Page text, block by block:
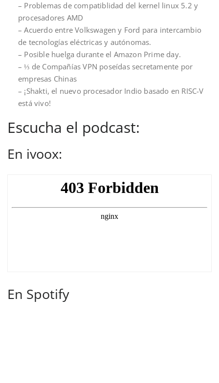
– Problemas de compatiblidad del kernel linux 5.2 y
procesadores AMD
– Acuerdo entre Volkswagen y Ford para intercambio
de tecnologías eléctricas y autónomas.
– Posible huelga durante el Amazon Prime day.
– ⅓ de Compañías VPN poseídas secretamente por
empresas Chinas
– ¡Shakti, el nuevo procesador Indio basado en RISC-V
está vivo!
Escucha el podcast:
En ivoox:
En Spotify